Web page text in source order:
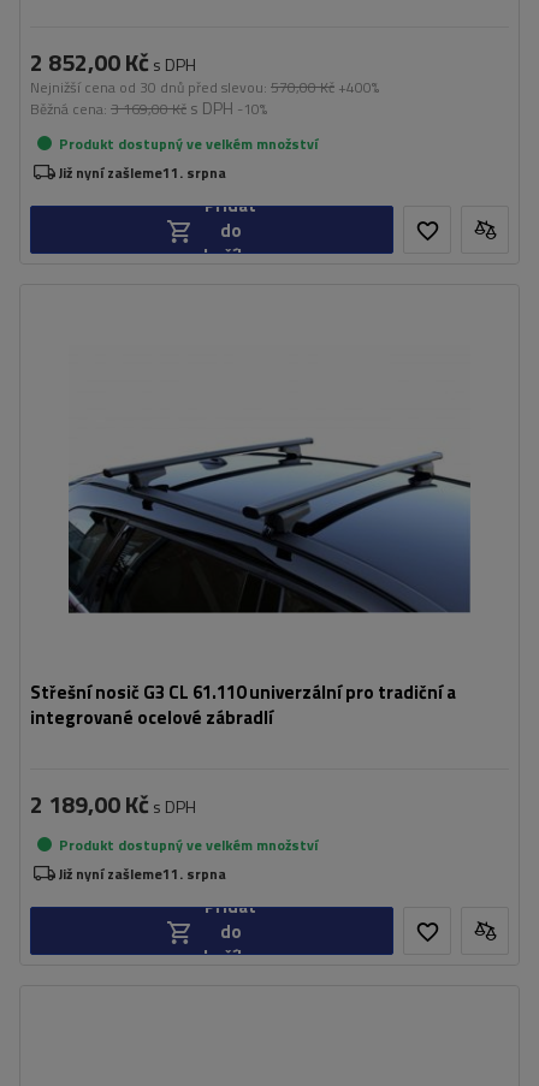
2 852,00 Kč s DPH
Nejnižší cena od 30 dnů před slevou: 570,00 Kč +400%
Běžná cena: 3 169,00 Kč s DPH -10%
Produkt dostupný ve velkém množství
Již nyní zašleme11. srpna
Přidat
do
košíku
Střešní nosič G3 CL 61.110 univerzální pro tradiční a
integrované ocelové zábradlí
2 189,00 Kč s DPH
Produkt dostupný ve velkém množství
Již nyní zašleme11. srpna
Přidat
do
košíku